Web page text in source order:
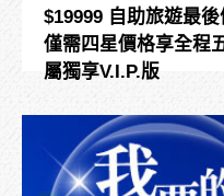
$19999 自助旅遊最
僅需四星價格享全程
屬獨享V.I.P.版